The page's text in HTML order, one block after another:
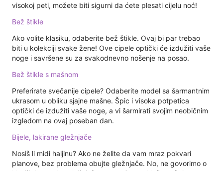
visokoj peti, možete biti sigurni da ćete plesati cijelu noć!
Bež štikle
Ako volite klasiku, odaberite bež štikle. Ovaj bi par trebao
biti u kolekciji svake žene! Ove cipele optički će izdužiti vaše
noge i savršene su za svakodnevno nošenje na posao.
Bež štikle s mašnom
Preferirate svečanije cipele? Odaberite model sa šarmantnim
ukrasom u obliku sjajne mašne. Špic i visoka potpetica
optički će izdužiti vaše noge, a vi šarmirati svojim neobičnim
izgledom na ovaj poseban dan.
Bijele, lakirane gležnjače
Nosiš li midi haljinu? Ako ne želite da vam mraz pokvari
planove, bez problema obujte gležnjače. No, ne govorimo o